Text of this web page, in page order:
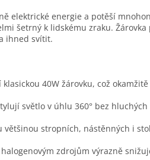
elektrické energie a potěší
šetrný k lidskému zraku.
ihned svítit.
40W žárovku, což
světlo v úhlu 360° bez hluchých
stropních, nástěnných i
zdrojům výrazně